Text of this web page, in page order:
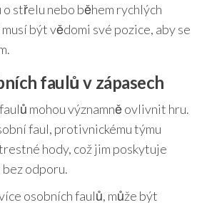
střelu nebo během rychlých
být vědomi své pozice, aby se
faulů v zápasech
mohou významně ovlivnit hru.
faul, protivnickému týmu
hody, což jim poskytuje
odporu.
osobních faulů, může být